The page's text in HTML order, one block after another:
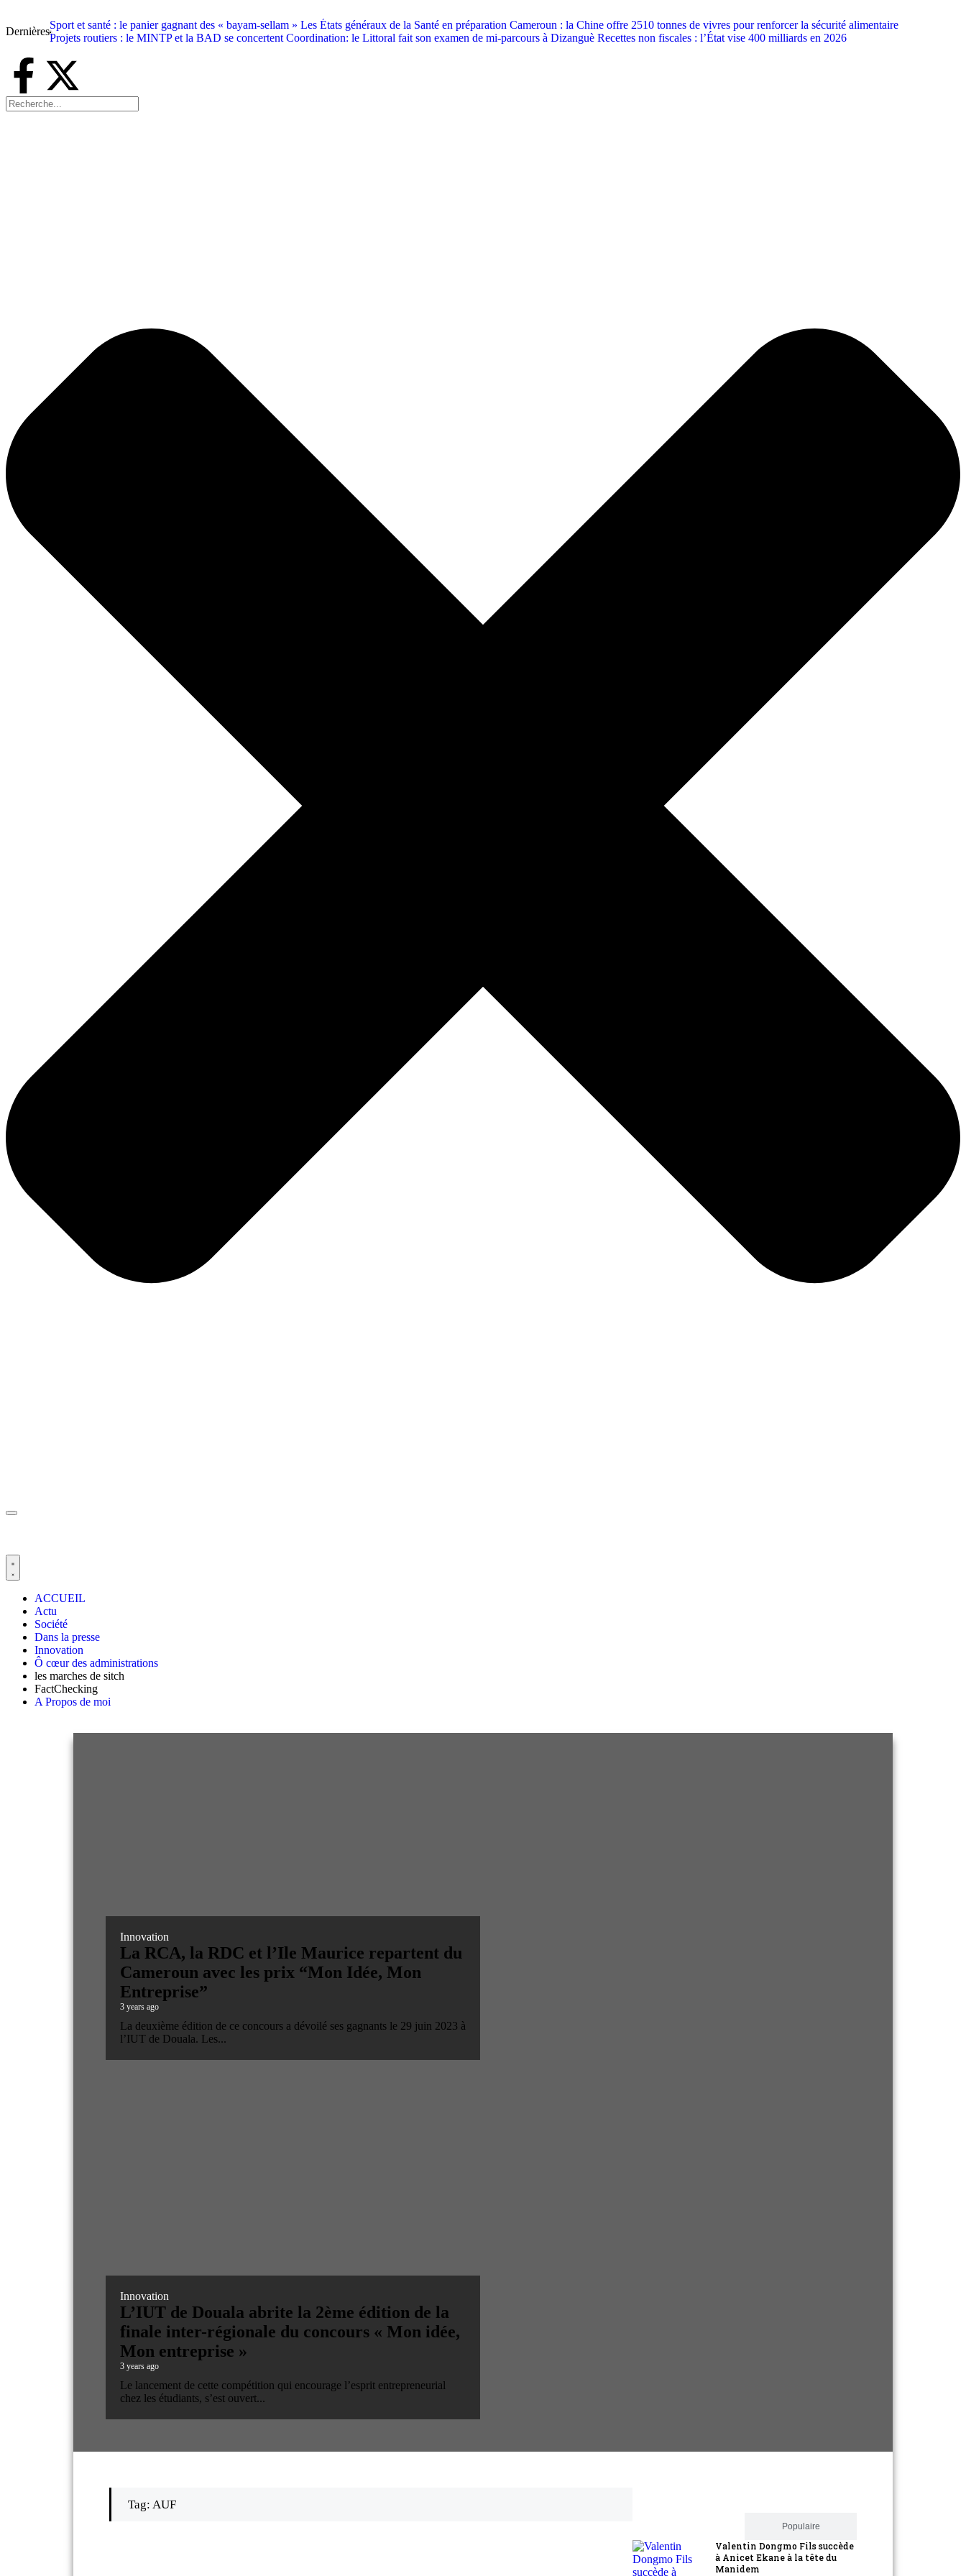
Dernières
Sport et santé : le panier gagnant des « bayam-sellam » Les États généraux de la Santé en préparation Cameroun : la Chine offre 2510 tonnes de vivres pour renforcer la sécurité alimentaire
Projets routiers : le MINTP et la BAD se concertent Coordination: le Littoral fait son examen de mi-parcours à Dizanguè Recettes non fiscales : l’État vise 400 milliards en 2026
ACCUEIL
Actu
Société
Dans la presse
Innovation
Ô cœur des administrations
les marches de sitch
FactChecking
A Propos de moi
Innovation
La RCA, la RDC et l’Ile Maurice repartent du
Cameroun avec les prix “Mon Idée, Mon
Entreprise”
3 years ago
La deuxième édition de ce concours a dévoilé ses gagnants le 29 juin 2023 à
l’IUT de Douala. Les...
Innovation
L’IUT de Douala abrite la 2ème édition de la
finale inter-régionale du concours « Mon idée,
Mon entreprise »
3 years ago
Le lancement de cette compétition qui encourage l’esprit entrepreneurial
chez les étudiants, s’est ouvert...
Tag: AUF
Populaire
Valentin Dongmo Fils succède
à Anicet Ekane à la tête du
Manidem